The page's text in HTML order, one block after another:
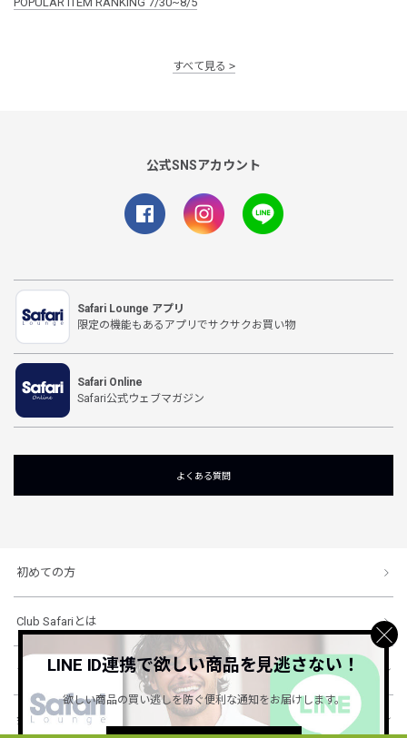
すべて見る
公式SNSアカウント
Safari Lounge アプリ
限定の機能もあるアプリでサクサクお買い物
Safari Online
Safari公式ウェブマガジン
よくある質問
初めての方
Club Safariとは
ショッピングガイド
会社概要・規約
LINE ID連携で欲しい商品を見逃さない！
欲しい商品の買い逃しを防ぐ便利な通知をお届けします。